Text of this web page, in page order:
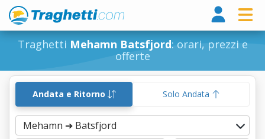
Traghetti Mehamn Batsfjord: orari, prezzi e
offerte
Andata e Ritorno Solo Andata